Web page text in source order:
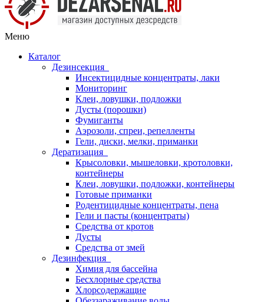
Меню
Каталог
Дезинсекция
Инсектицидные концентраты, лаки
Мониторинг
Клеи, ловушки, подложки
Дусты (порошки)
Фумиганты
Аэрозоли, спреи, репелленты
Гели, диски, мелки, приманки
Дератизация
Крысоловки, мышеловки, кротоловки,
контейнеры
Клеи, ловушки, подложки, контейнеры
Готовые приманки
Родентицидные концентраты, пена
Гели и пасты (концентраты)
Средства от кротов
Дусты
Средства от змей
Дезинфекция
Химия для бассейна
Бесхлорные средства
Хлорсодержащие